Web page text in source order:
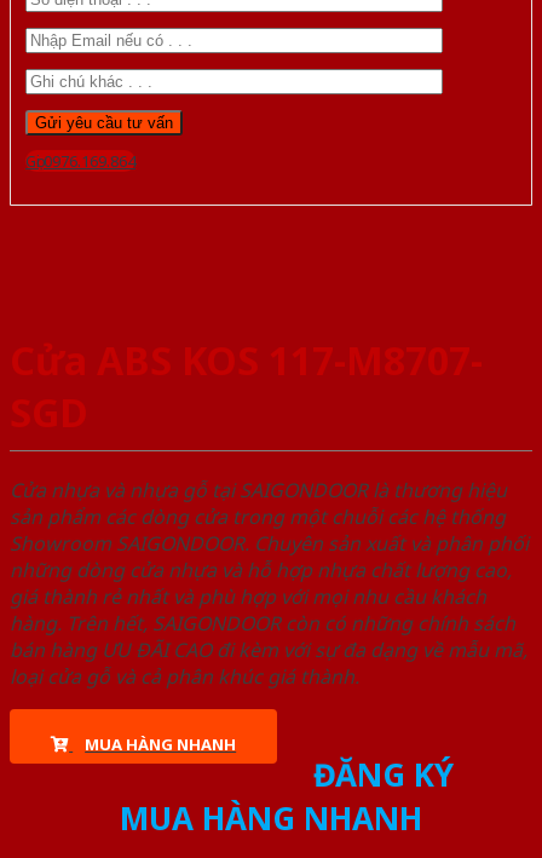
Gọi 0976.169.864
Cửa ABS KOS 117-M8707-
SGD
Cửa nhựa và nhựa gỗ tại SAIGONDOOR là thương hiệu
sản phẩm các dòng cửa trong một chuỗi các hệ thống
Showroom SAIGONDOOR. Chuyên sản xuất và phân phối
những dòng cửa nhựa và hỗ hợp nhựa chất lượng cao,
giá thành rẻ nhất và phù hợp với mọi nhu cầu khách
hàng. Trên hết, SAIGONDOOR còn có những chính sách
bán hàng ƯU ĐÃI CAO đi kèm với sự đa dạng về mẫu mã,
loại cửa gỗ và cả phân khúc giá thành.
MUA HÀNG NHANH
ĐĂNG KÝ
MUA HÀNG NHANH